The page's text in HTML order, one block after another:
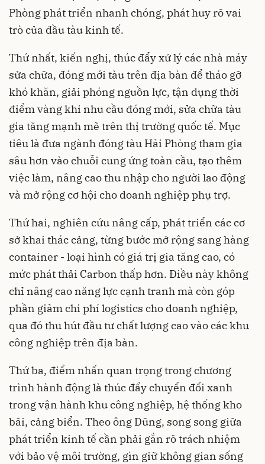
Phòng phát triển nhanh chóng, phát huy rõ vai
trò của đầu tàu kinh tế.
Thứ nhất, kiến nghị, thúc đẩy xử lý các nhà máy
sửa chữa, đóng mới tàu trên địa bàn để tháo gỡ
khó khăn, giải phóng nguồn lực, tận dụng thời
điểm vàng khi nhu cầu đóng mới, sửa chữa tàu
gia tăng mạnh mẽ trên thị trường quốc tế. Mục
tiêu là đưa ngành đóng tàu Hải Phòng tham gia
sâu hơn vào chuỗi cung ứng toàn cầu, tạo thêm
việc làm, nâng cao thu nhập cho người lao động
và mở rộng cơ hội cho doanh nghiệp phụ trợ.
Thứ hai, nghiên cứu nâng cấp, phát triển các cơ
sở khai thác cảng, từng bước mở rộng sang hàng
container - loại hình có giá trị gia tăng cao, có
mức phát thải Carbon thấp hơn. Điều này không
chỉ nâng cao năng lực cạnh tranh mà còn góp
phần giảm chi phí logistics cho doanh nghiệp,
qua đó thu hút đầu tư chất lượng cao vào các khu
công nghiệp trên địa bàn.
Thứ ba, điểm nhấn quan trọng trong chương
trình hành động là thúc đẩy chuyển đổi xanh
trong vận hành khu công nghiệp, hệ thống kho
bãi, cảng biển. Theo ông Dũng, song song giữa
phát triển kinh tế cần phải gắn rõ trách nhiệm
với bảo vệ môi trường, gìn giữ không gian sống